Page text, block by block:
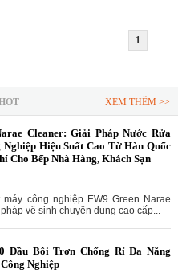
1
XEM THÊM >>
Cleaner: Giải Pháp Nước Rửa
Hiệu Suất Cao Từ Hàn Quốc
Cho Bếp Nhà Hàng, Khách Sạn
công nghiệp EW9 Green Narae
vệ sinh chuyên dụng cao cấp...
Dầu Bôi Trơn Chống Rỉ Đa Năng
Nghiệp